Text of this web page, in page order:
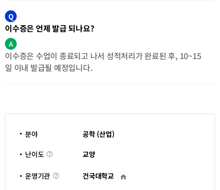
Q
이수증은 언제 발급 되나요?
A
이수증은 수업이 종료되고 나서 성적처리가 완료된 후, 10~15
일 이내 발급될 예정입니다.
분야 공학 (산업)
난이도 난
이
교양
운영기관 건국대학교
운